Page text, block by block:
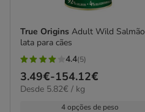
True Origins Adult Wild Salmão
lata para cães
4.4
estrelas
com
4.4(5)
Preço
de
3.49€-154.12€
5.82€
Desde 5.82€ / kg
4 opções de peso